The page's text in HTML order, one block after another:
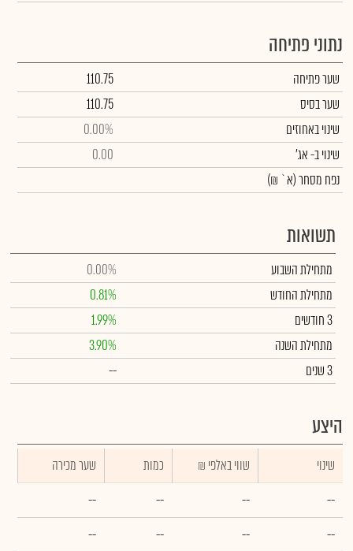
נתוני פתיחה
שער פתיחה
110.75
שער בסיס
110.75
שינוי באחוזים
0.00%
שינויב- אג'
0.00
נפח מסחר(א` ₪)
תשואות
מתחילת השבוע
0.00%
מתחילת החודש
0.81%
3 חודשים
1.99%
מתחילת השנה
3.90%
3 שנים
--
היצע
שינוי ₪ שווי באלפי כמות
שער מכירה
--
--
--
--
--
--
--
--